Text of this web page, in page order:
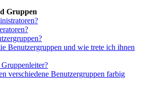
Gruppen
Benutzergruppen und wie trete ich ihnen
verschiedene Benutzergruppen farbig